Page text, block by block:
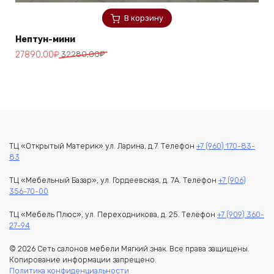
В корзину
Нептун-мини
32280,00₽
Первоначальная
27890,00₽
Текущая
ТЦ «Открытый Материк» ул. Ларина, д.7. Телефон +7 (960) 170-83-
83
ТЦ «Мебельный Базар», ул. Гордеевская, д. 7А. Телефон +7 (906)
356-70-00
ТЦ «Мебель Плюс», ул. Переходникова, д. 25. Телефон +7 (909) 360-
27-94
© 2026 Сеть салонов мебели Мягкий знак. Все права защищены.
Копирование информации запрещено.
Политика конфиденциальности